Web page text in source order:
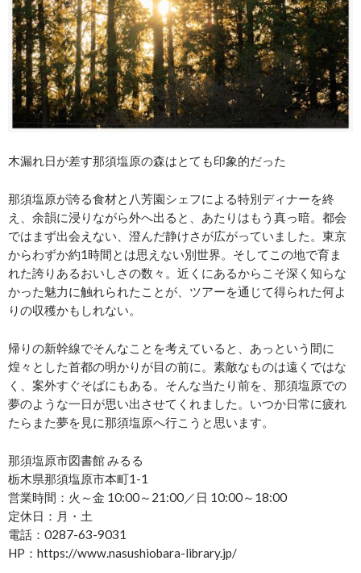
木漏れ日が差す那須塩原の森はとても印象的だった
那須塩原が誇る食材と八芳園シェフによる特別ディナーを終
え、余韻に浸りながら外へ出ると、あたりはもう真っ暗。都会
ではまず出会えない、澄んだ静けさが広がっていました。東京
からわずか約1時間とは思えない別世界。そしてこの地で育ま
れた誇りあるおいしさの数々。近くにあるからこそ深く知らな
かった魅力に触れられたことが、ツアーを通じて得られた何よ
りの収穫かもしれない。
帰りの新幹線でそんなことを考えていると、あっという間に
煌々とした首都の明かりが目の前に。素敵なものは遠くではな
く、案外すぐそばにもある。そんな当たり前を、那須塩原での
夢のような一日が思い出させてくれました。いつか日常に疲れ
たらまた夢を見に那須塩原へ行こうと思います。
那須塩原市図書館 みるる
栃木県那須塩原市本町1-1
営業時間：火～金 10:00～21:00／日 10:00～18:00
定休日：月・土
電話：0287-63-9031
HP：https://www.nasushiobara-library.jp/